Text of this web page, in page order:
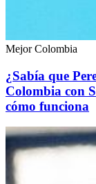
Mejor Colombia
¿Sabía que
Colombia con
cómo funciona